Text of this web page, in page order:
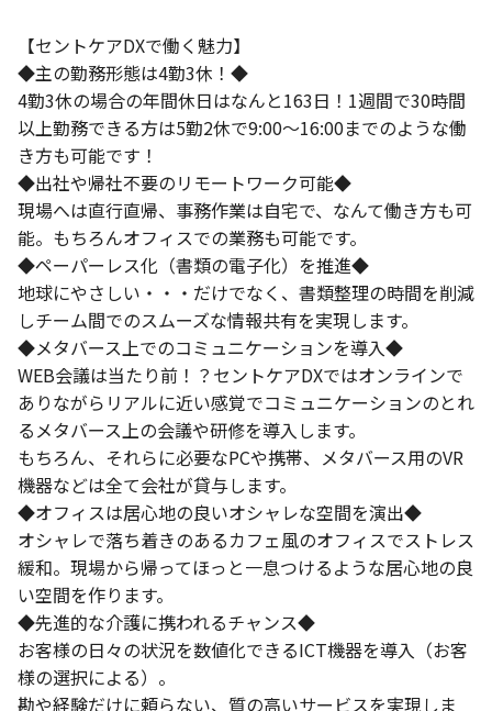
【セントケアDXで働く魅力】
◆主の勤務形態は4勤3休！◆
4勤3休の場合の年間休日はなんと163日！1週間で30時間
以上勤務できる方は5勤2休で9:00～16:00までのような働
き方も可能です！
◆出社や帰社不要のリモートワーク可能◆
現場へは直行直帰、事務作業は自宅で、なんて働き方も可
能。もちろんオフィスでの業務も可能です。
◆ペーパーレス化（書類の電子化）を推進◆
地球にやさしい・・・だけでなく、書類整理の時間を削減
しチーム間でのスムーズな情報共有を実現します。
◆メタバース上でのコミュニケーションを導入◆
WEB会議は当たり前！？セントケアDXではオンラインで
ありながらリアルに近い感覚でコミュニケーションのとれ
るメタバース上の会議や研修を導入します。
もちろん、それらに必要なPCや携帯、メタバース用のVR
機器などは全て会社が貸与します。
◆オフィスは居心地の良いオシャレな空間を演出◆
オシャレで落ち着きのあるカフェ風のオフィスでストレス
緩和。現場から帰ってほっと一息つけるような居心地の良
い空間を作ります。
◆先進的な介護に携われるチャンス◆
お客様の日々の状況を数値化できるICT機器を導入（お客
様の選択による）。
勘や経験だけに頼らない、質の高いサービスを実現しま